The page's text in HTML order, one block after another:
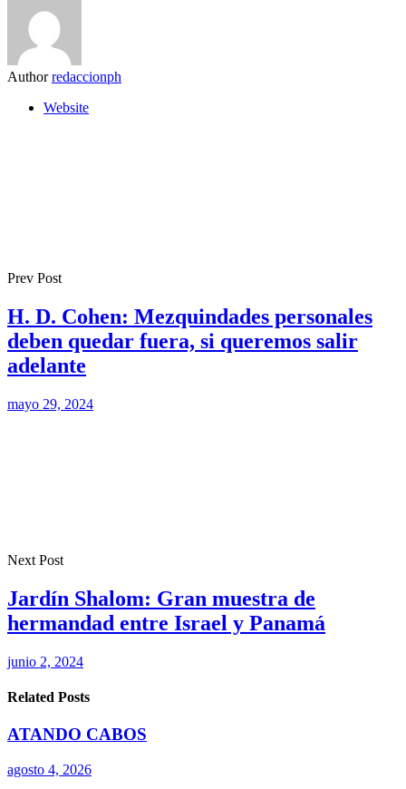
Author redaccionph
Website
Prev Post
H. D. Cohen: Mezquindades personales
deben quedar fuera, si queremos salir
adelante
mayo 29, 2024
Next Post
Jardín Shalom: Gran muestra de
hermandad entre Israel y Panamá
junio 2, 2024
Related Posts
ATANDO CABOS
agosto 4, 2026